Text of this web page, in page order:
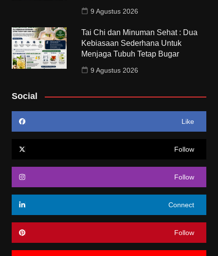
9 Agustus 2026
Tai Chi dan Minuman Sehat : Dua
Kebiasaan Sederhana Untuk
Menjaga Tubuh Tetap Bugar
9 Agustus 2026
Social
Like
Follow
Follow
Connect
Follow